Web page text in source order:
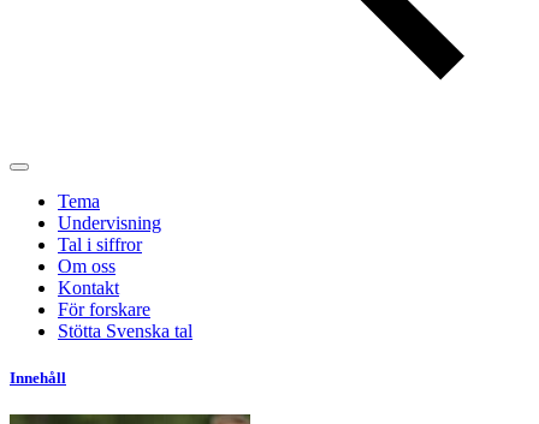
Tema
Undervisning
Tal i siffror
Om oss
Kontakt
För forskare
Stötta Svenska tal
Innehåll